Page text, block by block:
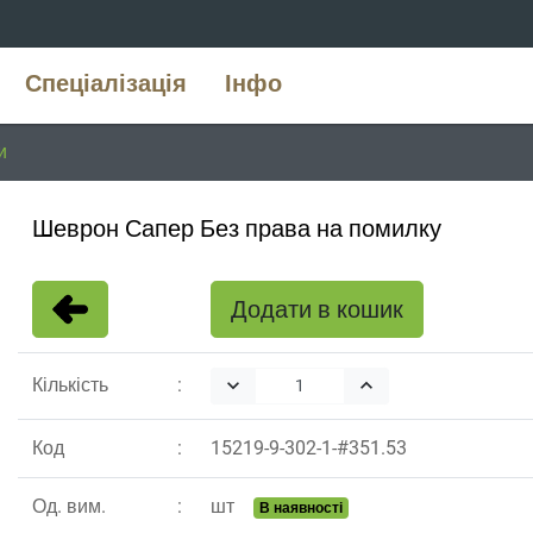
Спеціалізація Інфо
Шеврон Сапер Без права на помилку
Додати в кошик
Кількість keyboard_arrow_down keyboard_arrow_up
Код 15219-9-302-1-#351.53
Од. вим. шт В наявності